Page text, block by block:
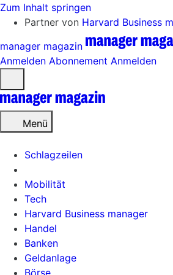
Zum Inhalt springen
Partner von Harvard Business
manager magazin
Anmelden Abonnement Anmelden
öffnen
Menü
Schlagzeilen
Mobilität
Tech
Harvard Business manager
Handel
Banken
Geldanlage
Börse